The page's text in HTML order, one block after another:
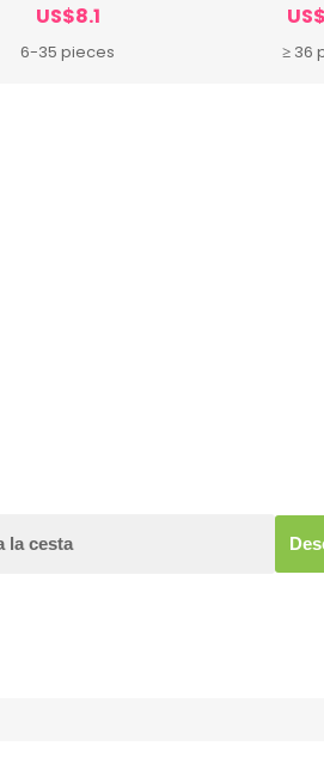
US$8.1
6-35 pieces ≥ 36
la cesta